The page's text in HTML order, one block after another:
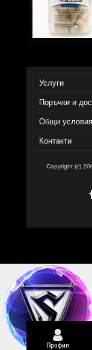
Услуги
Поръчки и
Общи условия
Контакти
Copyright (c)
Профил